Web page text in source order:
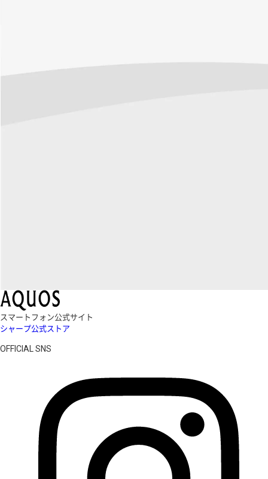
スマートフォン公式サイト
シャープ公式ストア
OFFICIAL SNS